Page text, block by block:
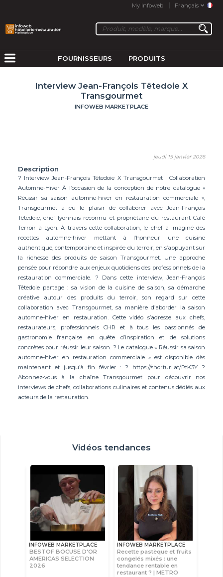
My Infoweb Français
FOURNISSEURS PRODUITS
Interview Jean-François Têtedoie X
Transgourmet
INFOWEB MARKETPLACE
jeudi 15 janvier 2026
Description
? Interview Jean-François Têtedoie X Transgourmet | Collaboration
Automne-Hiver À l’occasion de la conception de notre catalogue «
Réussir sa saison automne-hiver en restauration commerciale »,
Transgourmet a eu le plaisir de collaborer avec Jean-François
Têtedoie, chef lyonnais reconnu et propriétaire du restaurant Café
Terroir à Lyon. À travers cette collaboration, le chef a imaginé des
recettes automne-hiver mettant à l’honneur une cuisine
authentique, contemporaine et inspirée du terroir, en s’appuyant sur
la richesse des produits de saison Transgourmet. Une approche
pensée pour répondre aux enjeux quotidiens des professionnels de la
restauration commerciale. ? Dans cette interview, Jean-François
Têtedoie partage : sa vision de la cuisine de saison, sa démarche
créative autour des produits du terroir, son regard sur cette
collaboration avec Transgourmet, sa manière d’aborder la saison
automne-hiver en restauration. Cette vidéo s’adresse aux chefs,
restaurateurs, professionnels CHR et à tous les passionnés de
gastronomie française en quête d’inspiration et de solutions
concrètes pour réussir leur saison. ? Le catalogue « Réussir sa saison
automne-hiver en restauration commerciale » est disponible dès
maintenant et jusqu’à fin février : ? https://shorturl.at/PtK3Y ?
Abonnez-vous à la chaîne Transgourmet pour découvrir nos
interviews de chefs, collaborations culinaires et contenus dédiés aux
acteurs de la restauration.
Vidéos tendances
INFOWEB MARKETPLACE
BESTOF BOCUSE D'OR
AMERICAS SELECTION
2026
INFOWEB MARKETPLACE
Recette pastèque et fruits
congelés mixés : une
tendance rentable en
restaurant ? | METRO